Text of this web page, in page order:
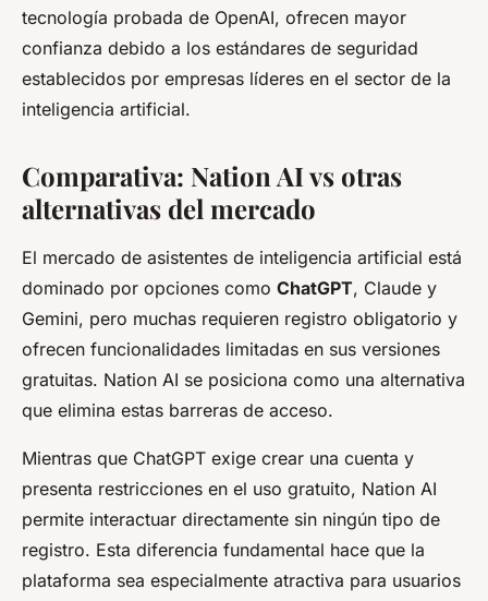
tecnología probada de OpenAI, ofrecen mayor
confianza debido a los estándares de seguridad
establecidos por empresas líderes en el sector de la
inteligencia artificial.
Comparativa: Nation AI vs otras
alternativas del mercado
El mercado de asistentes de inteligencia artificial está
dominado por opciones como ChatGPT, Claude y
Gemini, pero muchas requieren registro obligatorio y
ofrecen funcionalidades limitadas en sus versiones
gratuitas. Nation AI se posiciona como una alternativa
que elimina estas barreras de acceso.
Mientras que ChatGPT exige crear una cuenta y
presenta restricciones en el uso gratuito, Nation AI
permite interactuar directamente sin ningún tipo de
registro. Esta diferencia fundamental hace que la
plataforma sea especialmente atractiva para usuarios